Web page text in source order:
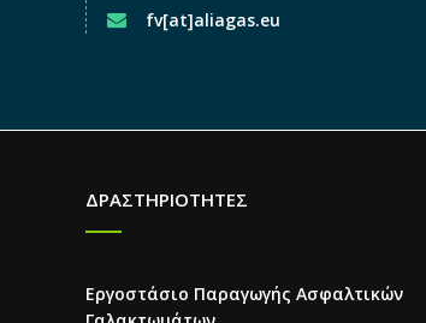
fv[at]aliagas.eu
ΔΡΑΣΤΗΡΙΟΤΗΤΕΣ
Εργοστάσιο Παραγωγής Ασφαλτικών